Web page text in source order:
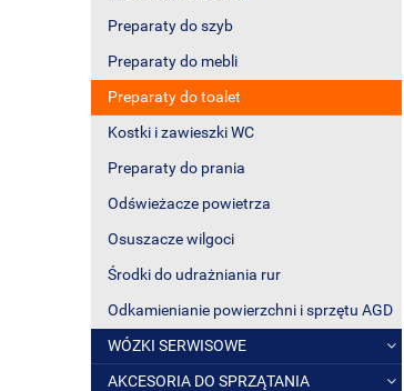
Preparaty do szyb
Preparaty do mebli
Preparaty do toalet
Kostki i zawieszki WC
Preparaty do prania
Odświeżacze powietrza
Osuszacze wilgoci
Środki do udrażniania rur
Odkamienianie powierzchni i sprzętu AGD
WÓZKI SERWISOWE
AKCESORIA DO SPRZĄTANIA